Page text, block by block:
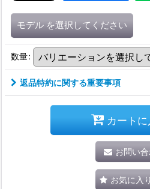
モデル を選択してください
数量:
返品特約に関する重要事項
カート
お問い
お気に入